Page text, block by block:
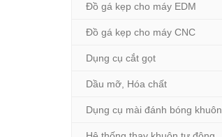
Đồ gá kẹp cho máy EDM
Đồ gá kẹp cho máy CNC
Dụng cụ cắt gọt
Dầu mỡ, Hóa chất
Dụng cụ mài đánh bóng khuôn